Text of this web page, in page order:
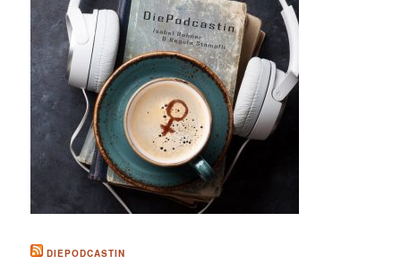
DIEPODCASTIN